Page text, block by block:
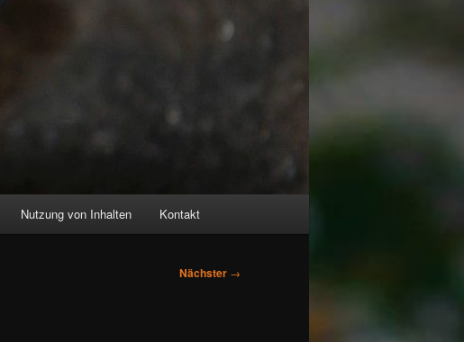
Nutzung von Inhalten Kontakt
Nächster →